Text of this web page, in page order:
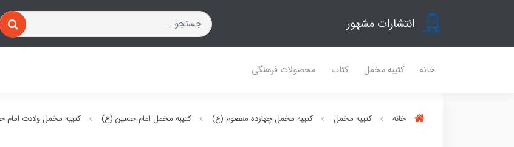
انتشارات مشهور
خانه کتیبه مخمل کتاب محصولات فرهنگی
خانه کتیبه مخمل کتیبه مخمل چهارده معصوم (ع) کتیبه مخمل امام حسین (ع) کتیبه مخمل ولادت